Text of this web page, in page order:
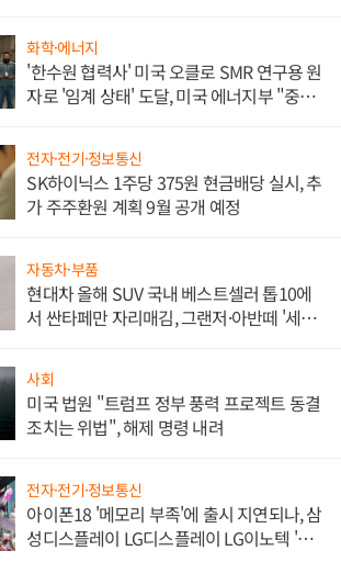
화학·에너지
'한수원 협력사' 미국 오클로 SMR 연구용 원
자로 '임계 상태' 도달, 미국 에너지부 "중요
전자·전기·정보통신
SK하이닉스 1주당 375원 현금배당 실시, 추
가 주주환원 계획 9월 공개 예정
자동차·부품
현대차 올해 SUV 국내 베스트셀러 톱10에
서 싼타페만 자리매김, 그랜저·아반떼 '세단
사회
미국 법원 "트럼프 정부 풍력 프로젝트 동결
조치는 위법", 해제 명령 내려
전자·전기·정보통신
아이폰18 '메모리 부족'에 출시 지연되나, 삼
성디스플레이 LG디스플레이 LG이노텍 '탈